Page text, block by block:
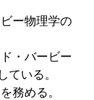
ー物理学の
・バービー
ている。
務める。